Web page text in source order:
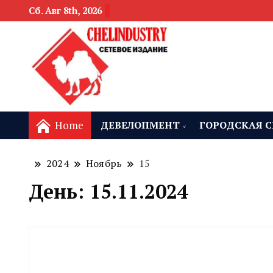
Сб. Авг 8th, 2026
Home ДЕВЕЛОПМЕНТ ГОРОДСКАЯ
2024 Ноябрь 15
День: 15.11.2024